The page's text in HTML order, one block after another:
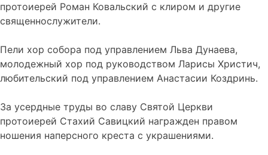
протоиерей Роман Ковальский с клиром и другие
священнослужители.
Пели хор собора под управлением Льва Дунаева,
молодежный хор под руководством Ларисы Христич,
любительский под управлением Анастасии Коздринь.
За усердные труды во славу Святой Церкви
протоиерей Стахий Савицкий награжден правом
ношения наперсного креста с украшениями.